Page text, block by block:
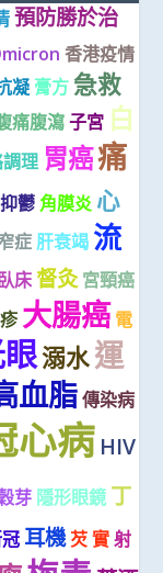
預防勝於治
香港疫情
凝 膏方 急救
痛腹瀉 子宮 白
理 胃癌痛
抑鬱 角膜炎 心
症 肝衰竭 流
床 督灸 宮頸癌
大腸癌 電
溺水運
血脂 傳染病
心病 HIV
芽 隱形眼鏡 丁
耳機 芡 實 射